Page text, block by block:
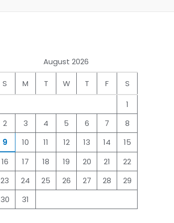
August 2026
S M T W T F
S
1
2
3 4 5 6 7
8
9
10 11 12 13 14
15
16
17 18 19 20 21
22
23
24 25 26 27 28
29
30
31